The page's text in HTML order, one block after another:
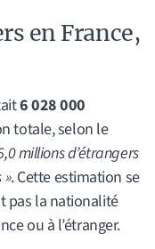
en France,
6 028 000
totale, selon le
millions d’étrangers
. Cette estimation se
pas la nationalité
ou à l’étranger.